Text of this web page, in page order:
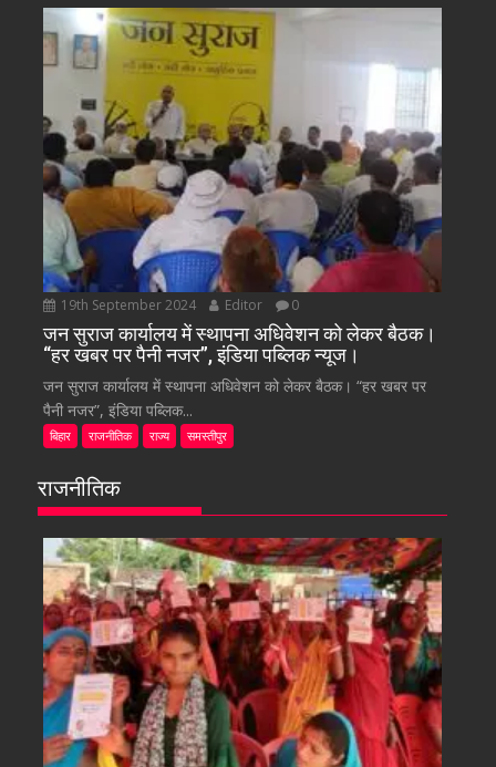
19th September 2024 Editor 0
जन सुराज कार्यालय में स्थापना अधिवेशन को लेकर बैठक।
“हर खबर पर पैनी नजर”, इंडिया पब्लिक न्यूज।
जन सुराज कार्यालय में स्थापना अधिवेशन को लेकर बैठक। “हर खबर पर
पैनी नजर”, इंडिया पब्लिक...
बिहार राजनीतिक राज्य समस्तीपुर
राजनीतिक